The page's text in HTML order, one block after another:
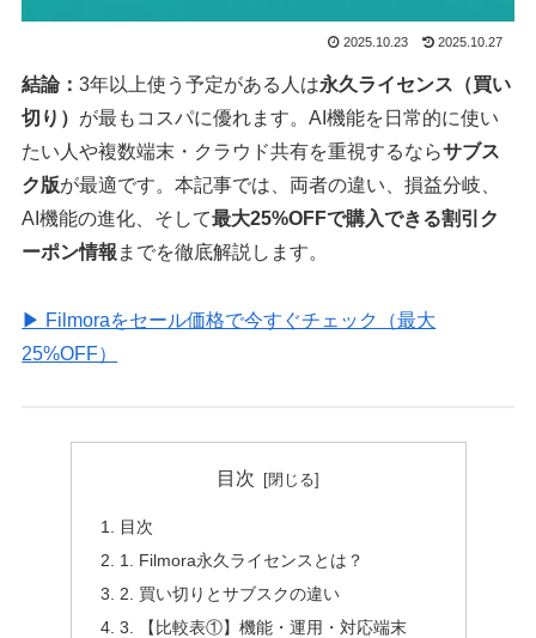
2025.10.23 2025.10.27
結論：3年以上使う予定がある人は永久ライセンス（買い
切り） が最もコスパに優れます。AI機能を日常的に使い
たい人や複数端末・クラウド共有を重視するならサブス
ク版が最適です。本記事では、両者の違い、損益分岐、
AI機能の進化、そして最大25%OFFで購入できる割引ク
ーポン情報 までを徹底解説します。
▶ Filmoraをセール価格で今すぐチェック（最大
25%OFF）
目次
目次
1. Filmora永久ライセンスとは？
2. 買い切りとサブスクの違い
3. 【比較表①】機能・運用・対応端末